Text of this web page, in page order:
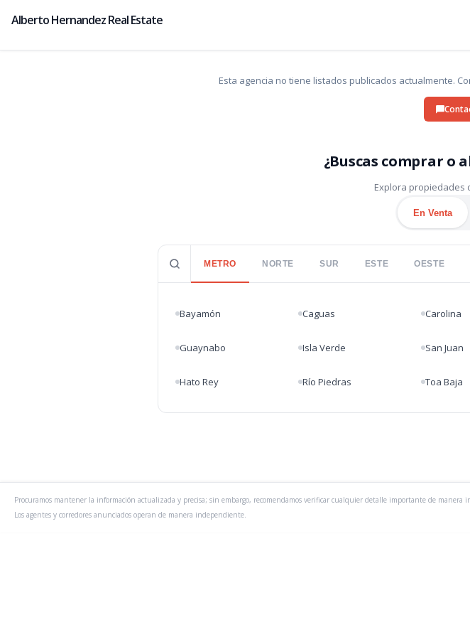
Alberto Hernandez Real Estate
Esta agencia no tiene listados publicados actualmente.
¿Buscas comprar o
Explora propiedades
En Venta
METRO NORTE SUR ESTE OESTE
Bayamón Caguas Carolina
Guaynabo Isla Verde San Juan
Hato Rey Río Piedras Toa Baja
Procuramos mantener la información actualizada y precisa; sin embargo, recomendamos verificar cualquier detalle importante de manera
Los agentes y corredores anunciados operan de manera independiente.